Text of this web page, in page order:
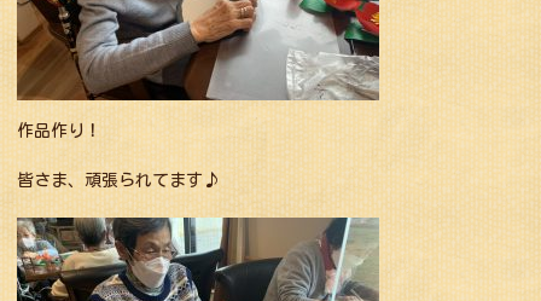
作品作り！
皆さま、頑張られてます♪